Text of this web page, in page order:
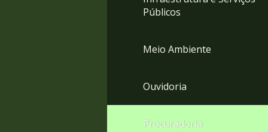
Públicos
Meio Ambiente
Ouvidoria
Procuradoria